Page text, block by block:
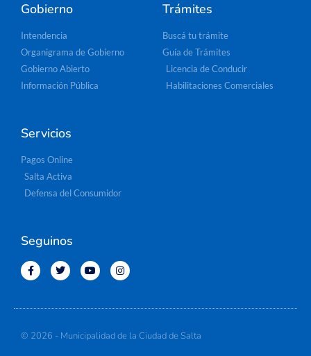
Gobierno
Intendencia
Organigrama de Gobierno
Gobierno Abierto
Información Pública
Trámites
Buscá tu trámite
Guía de Trámites
Licencia de Conducir
Habilitaciones Comerciales
Servicios
Pagos Online
Salta Activa
Defensa del Consumidor
Seguinos
© 2026 - Municipalidad de la Ciudad de Salta